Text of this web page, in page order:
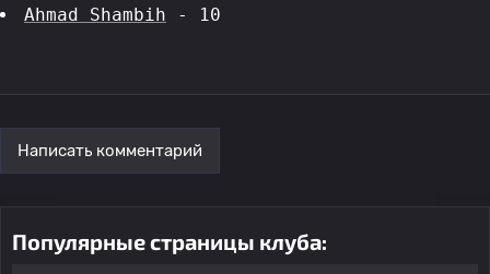
Ahmad Shambih - 10
Написать комментарий
Популярные страницы клуба: